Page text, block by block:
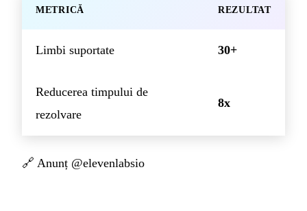
METRICĂ REZULTAT
Limbi suportate 30+
Reducerea timpului de
rezolvare
8x
🔗 Anunț @elevenlabsio